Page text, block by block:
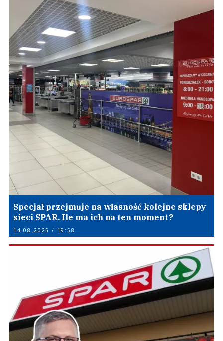
Specjał przejmuje na własność kolejne sklepy
sieci SPAR. Ile ma ich na ten moment?
14.08.2025 / 19:58